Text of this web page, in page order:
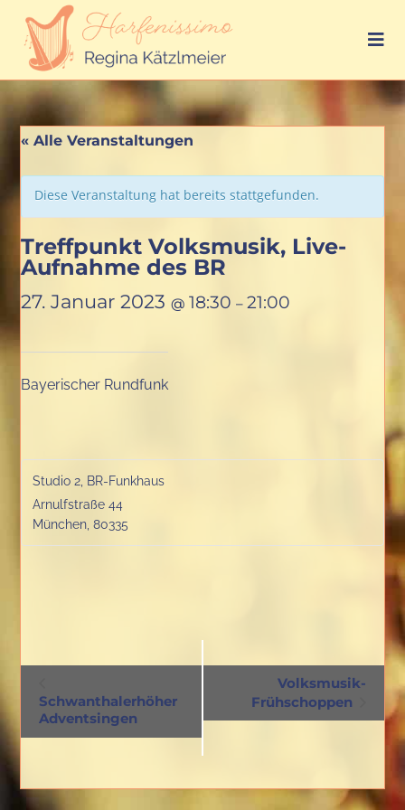
« Alle Veranstaltungen
Diese Veranstaltung hat bereits stattgefunden.
Treffpunkt Volksmusik, Live-
Aufnahme des BR
27. Januar 2023@18:30–21:00
Bayerischer Rundfunk
Studio 2, BR-Funkhaus
Arnulfstraße 44
München 80335
a
s
Schwanthalerhöher
Adventsingen
Volksmusik-
Frühschoppen